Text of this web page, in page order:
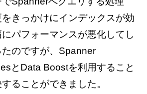
きっかけにインデックスが効
パフォーマンスが悪化してし
たのですが、Spanner
とData Boostを利用すること
ることができました。